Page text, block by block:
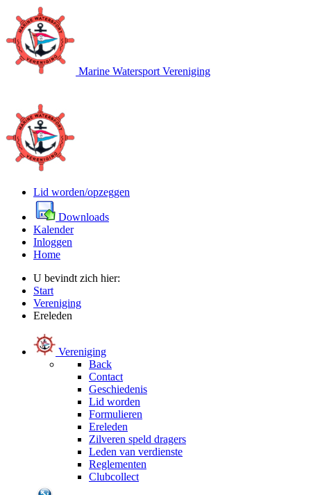
Marine Watersport Vereniging
Lid worden/opzeggen
Downloads
Kalender
Inloggen
Home
U bevindt zich hier:
Start
Vereniging
Ereleden
Vereniging
Back
Contact
Geschiedenis
Lid worden
Formulieren
Ereleden
Zilveren speld dragers
Leden van verdienste
Reglementen
Clubcollect